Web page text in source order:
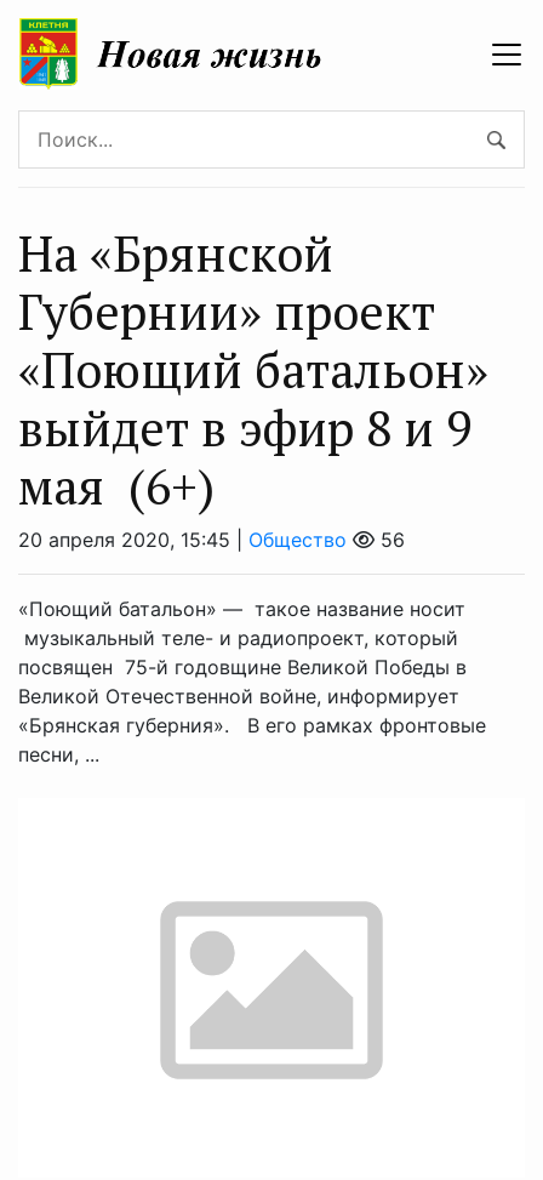
На «Брянской
Губернии» проект
«Поющий батальон»
выйдет в эфир 8 и 9
мая (6+)
20 апреля 2020, 15:45 | Общество 56
«Поющий батальон» — такое название носит
музыкальный теле- и радиопроект, который
посвящен 75-й годовщине Великой Победы в
Великой Отечественной войне, информирует
«Брянская губерния». В его рамках фронтовые
песни, ...